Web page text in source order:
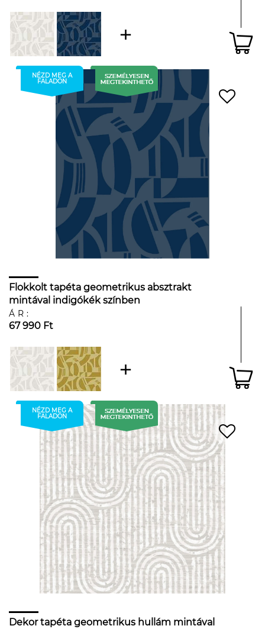
NÉZD MEG A
FALADON
Flokkolt tapéta geometrikus absztrakt
mintával indigókék színben
ÁR:
67 990 Ft
NÉZD MEG A
FALADON
Dekor tapéta geometrikus hullám mintával